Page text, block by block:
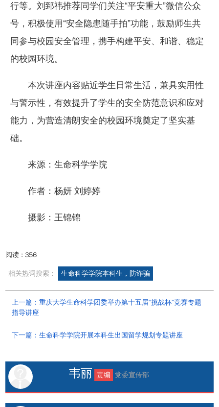
行等。刘郅祎推荐同学们关注“平安重大”微信公众
号，积极使用“安全隐患随手拍”功能，鼓励师生共
同参与校园安全管理，携手构建平安、和谐、稳定
的校园环境。
本次讲座内容贴近学生日常生活，兼具实用性
与警示性，有效提升了学生的安全防范意识和应对
能力，为营造清朗安全的校园环境奠定了坚实基
础。
来源：生命科学学院
作者：杨妍 刘婷婷
摄影：王锦锦
阅读 : 356
相关热词搜索 : 生命科学学院本科生，防诈骗
上一篇：重庆大学生命科学团委举办第十五届“挑战杯”竞赛专题
指导讲座
下一篇：生命科学学院开展本科生出国留学规划专题讲座
韦丽 责编 党委宣传部